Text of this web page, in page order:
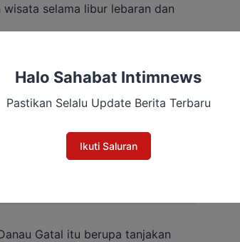
selama libur lebaran dan
sejumlah kendaraan roda empat
diminta untuk segera pulang.
Api Saat Padamkan
Gatal itu berupa tanjakan
Halo Sahabat Intimnews
Pastikan Selalu Update Berita Terbaru
Ikuti Saluran